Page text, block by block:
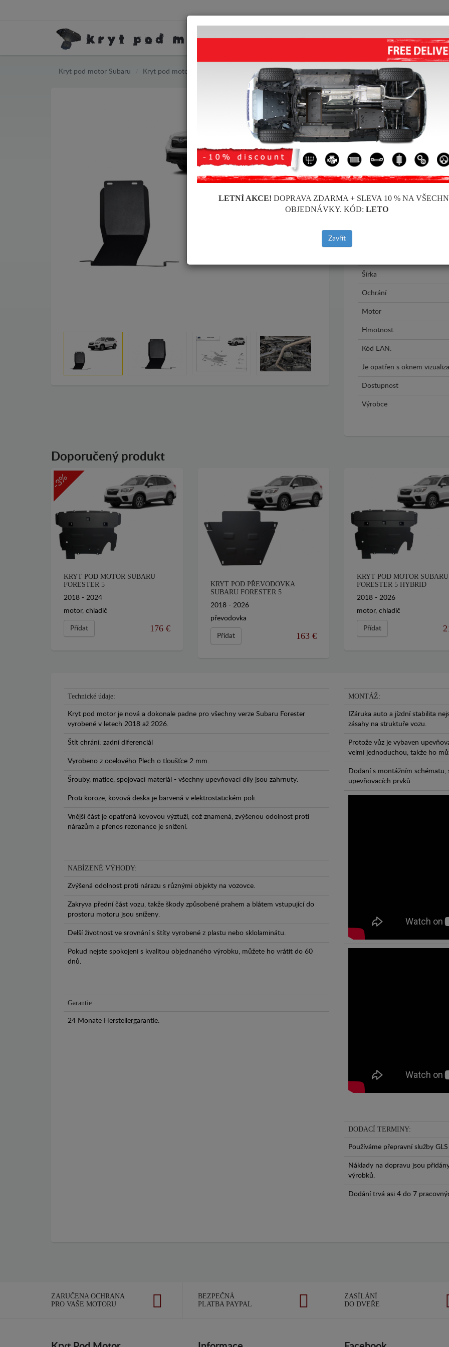
KRYT POD MOTOR HOME DOPRAVA FEEDBACK
Kryt pod motor Subaru Kryt pod motor Subaru Forester
KRYT POD DIFERENCIÁL
Kód výrobku: 98.155
188
Značka
Šírka
Ochrání
Motor
Hmotnost
Kód EAN:
Je opatřen s oknem
Dostupnost
Výrobce
Doporučený produkt
-3%
KRYT POD MOTOR SUBARU
FORESTER 5
2018 - 2024
motor, chladič
Přídat 176 €
KRYT POD PŘEVODOVKA
SUBARU FORESTER 5
2018 - 2026
převodovka
Přídat 163 €
KRYT POD MOTOR SUBARU
FORESTER 5 HYBRID
2018 - 2026
motor, chladič
Přídat
Technické údaje:
Kryt pod motor je nová a dokonale padne pro všechny verze Subaru Forester
vyrobené v letech 2018 až 2026.
Štít chrání: zadní diferenciál
Vyrobeno z ocelového Plech o tloušťce 2 mm.
Šrouby, matice, spojovací materiál - všechny upevňovací díly jsou zahrnuty.
Proti koroze, kovová deska je barvená v elektrostatickém poli.
Vnější část je opatřená kovovou výztuží, což znamená, zvýšenou odolnost proti
nárazům a přenos rezonance je snížení.
NABÍZENÉ VÝHODY:
Zvýšená odolnost proti nárazu s různými objekty na vozovce.
Zakryva přední část vozu, takže škody způsobené prahem a blátem vstupující do
prostoru motoru jsou sníženy.
Delší životnost ve srovnání s štíty vyrobené z plastu nebo sklolaminátu.
Pokud nejste spokojeni s kvalitou objednaného výrobku, můžete ho vrátit do 60
dnů.
Garantie:
24 Monate Herstellergarantie.
MONTÁŽ:
IZáruka auto a jízdní stabilita
zásahy na struktuře vozu.
Protože vůz je vybaven
velmi jednoduchou, takže ho
Dodaní s montážním
upevňovacích prvků.
DODACÍ TERMINY:
Používáme přepravní služby
Náklady na dopravu jsou
výrobků.
Dodání trvá asi 4 do 7
ZARUČENA OCHRANA
PRO VAŠE MOTORU
BEZPEČNÁ
PLATBA PAYPAL
ZASÍLÁNÍ
DO DVEŘE
LETNÍ AKCE! DOPRAVA ZDARMA + SLEVA 10 % NA
OBJEDNÁVKY. KÓD: LETO
Zavřít